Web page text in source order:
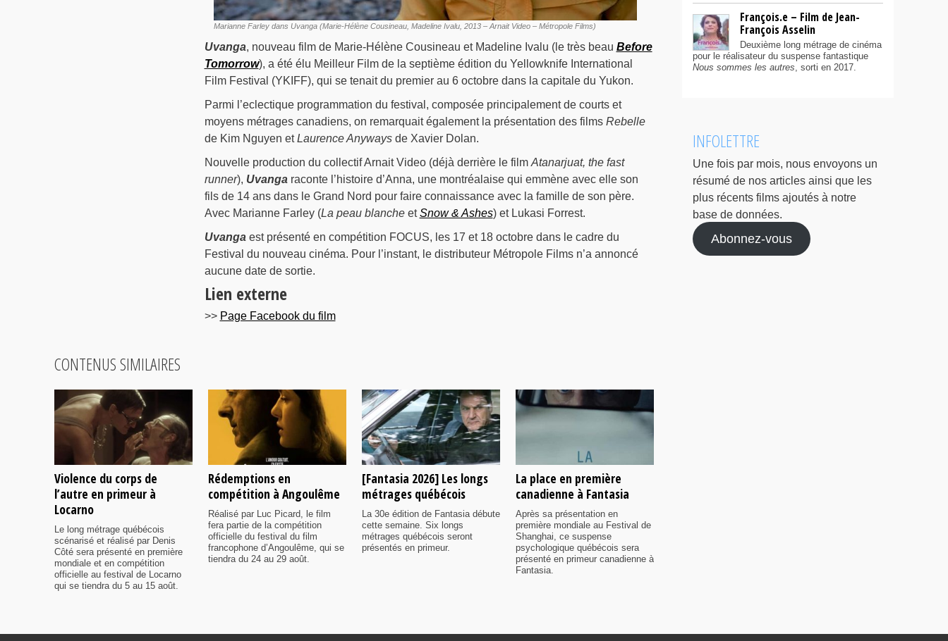
Marianne Farley dans Uvanga (Marie-Hélène Cousineau, Madeline Ivalu, 2013 – Arnait Video – Métropole Films)
Uvanga, nouveau film de Marie-Hélène Cousineau et Madeline Ivalu (le très beau Before
Tomorrow), a été élu Meilleur Film de la septième édition du Yellowknife International
Film Festival (YKIFF), qui se tenait du premier au 6 octobre dans la capitale du Yukon.
Parmi l’eclectique programmation du festival, composée principalement de courts et
moyens métrages canadiens, on remarquait également la présentation des films Rebelle
de Kim Nguyen etLaurence Anywaysde Xavier Dolan.
Nouvelle production du collectif Arnait Video (déjà derrière le film Atanarjuat, the fast
runner), Uvangaraconte l’histoire d’Anna, une montréalaise qui emmène avec elle son
fils de 14 ans dans le Grand Nord pour faire connaissance avec la famille de son père.
Avec Marianne Farley (La peau blancheetSnow & Ashes) et Lukasi Forrest.
Uvangaest présenté en compétition FOCUS, les 17 et 18 octobre dans le cadre du
Festival du nouveau cinéma. Pour l’instant, le distributeur Métropole Films n’a annoncé
aucune date de sortie.
Lien externe
>> Page Facebook du film
CONTENUS SIMILAIRES
Violence du corps de
l’autre en primeur à
Locarno
Le long métrage québécois
scénarisé et réalisé par Denis
Côté sera présenté en première
mondiale et en compétition
officielle au festival de Locarno
qui se tiendra du 5 au 15 août.
Rédemptions en
compétition à Angoulême
Réalisé par Luc Picard, le film
fera partie de la compétition
officielle du festival du film
francophone d’Angoulême, qui se
tiendra du 24 au 29 août.
[Fantasia 2026] Les longs
métrages québécois
La 30e édition de Fantasia débute
cette semaine. Six longs
métrages québécois seront
présentés en primeur.
La place en première
canadienne à Fantasia
Après sa présentation en
première mondiale au Festival de
Shanghai, ce suspense
psychologique québécois sera
présenté en primeur canadienne à
Fantasia.
François.e – Film de Jean-
François Asselin
Deuxième long métrage de cinéma
pour le réalisateur du suspense fantastique
Nous sommes les autres, sorti en 2017.
INFOLETTRE
Une fois par mois, nous envoyons un
résumé de nos articles ainsi que les
plus récents films ajoutés à notre
base de données.
Abonnez-vous